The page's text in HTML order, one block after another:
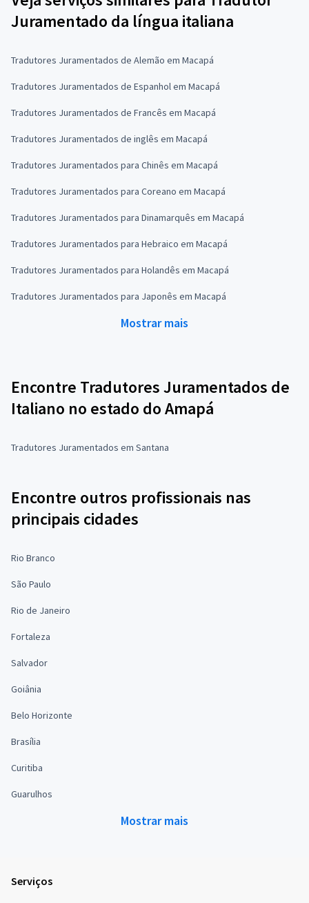
Juramentado da língua italiana
Tradutores Juramentados de Alemão em Macapá
Tradutores Juramentados de Espanhol em Macapá
Tradutores Juramentados de Francês em Macapá
Tradutores Juramentados de inglês em Macapá
Tradutores Juramentados para Chinês em Macapá
Tradutores Juramentados para Coreano em Macapá
Tradutores Juramentados para Dinamarquês em Macapá
Tradutores Juramentados para Hebraico em Macapá
Tradutores Juramentados para Holandês em Macapá
Tradutores Juramentados para Japonês em Macapá
Mostrar mais
Encontre Tradutores Juramentados de
Italiano no estado do Amapá
Tradutores Juramentados em Santana
Encontre outros profissionais nas
principais cidades
Rio Branco
São Paulo
Rio de Janeiro
Fortaleza
Salvador
Goiânia
Belo Horizonte
Brasília
Curitiba
Guarulhos
Mostrar mais
Serviços